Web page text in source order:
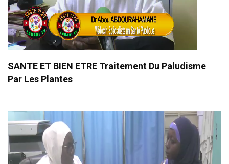
SANTE ET BIEN ETRE Traitement Du Paludisme
Par Les Plantes